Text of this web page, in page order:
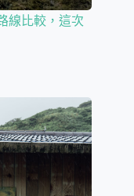
線比較，這次